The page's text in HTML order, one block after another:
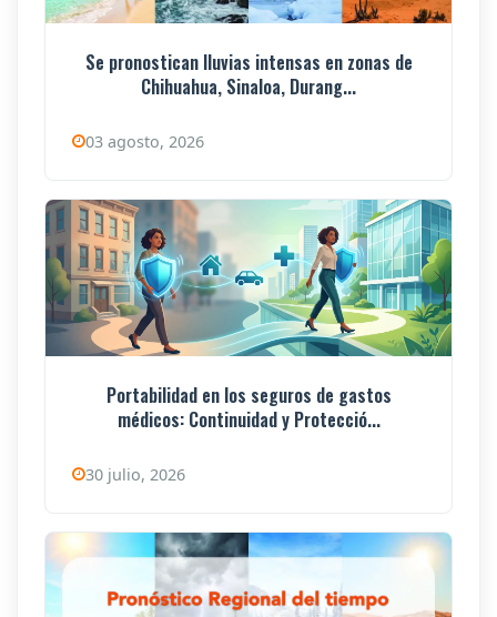
Se pronostican lluvias intensas en zonas de
Chihuahua, Sinaloa, Durang...
03 agosto, 2026
Portabilidad en los seguros de gastos
médicos: Continuidad y Protecció...
30 julio, 2026